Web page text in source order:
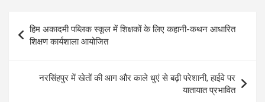
navigation
हिम अकादमी पब्लिक स्कूल में शिक्षकों के लिए कहानी-कथन आधारित
शिक्षण कार्यशाला आयोजित
नरसिंहपुर में खेतों की आग और काले धुएं से बढ़ी परेशानी, हाईवे पर
यातायात प्रभावित